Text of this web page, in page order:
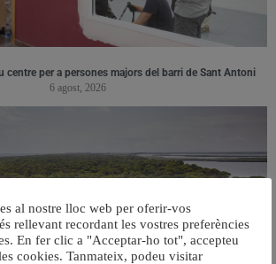
centre per a persones majors del barri de Sant Antoni
6 agost, 2026
al nostre lloc web per oferir-vos
rellevant recordant les vostres preferències
En fer clic a "Acceptar-ho tot", accepteu
cookies. Tanmateix, podeu visitar